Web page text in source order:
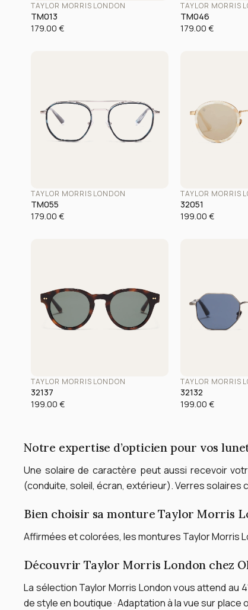
TAYLOR MORRIS LONDON
TM013
179.00 €
TAYLOR MORRIS
TM046
179.00 €
TAYLOR MORRIS LONDON
TM055
179.00 €
TAYLOR MORRIS
32051
199.00 €
TAYLOR MORRIS LONDON
32137
199.00 €
TAYLOR MORRIS
32132
199.00 €
Notre expertise d’opticien pour vos
Une solaire de caractère peut aussi recevoir
(conduite, soleil, écran, extérieur).Verres solaires
Bien choisir sa monture Taylor Morris
Affirmées et colorées, les montures Taylor Morris
Découvrir Taylor Morris London chez
La sélection Taylor Morris London vous attend au
de style en boutique · Adaptation à la vue sur place